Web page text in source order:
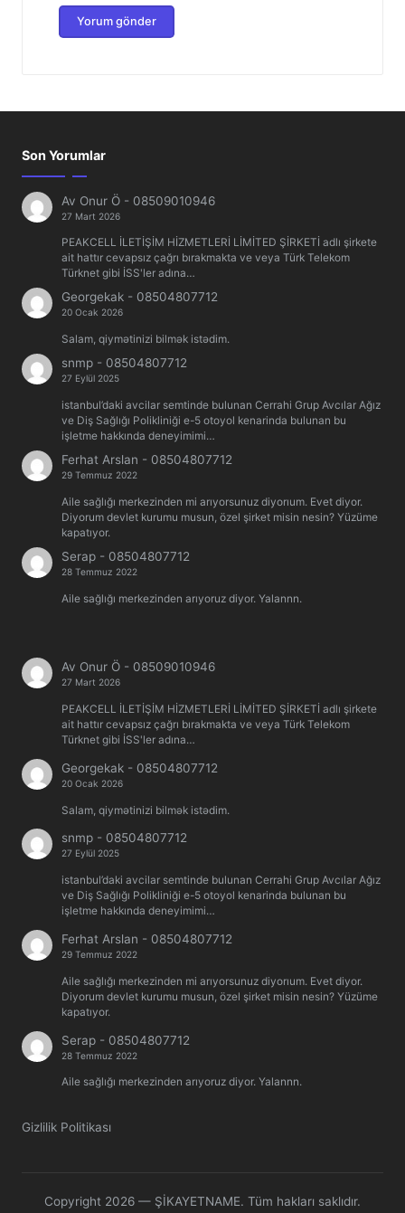
Son Yorumlar
Av Onur Ö - 08509010946
27 Mart 2026
PEAKCELL İLETİŞİM HİZMETLERİ LİMİTED ŞİRKETİ adlı şirkete
ait hattır cevapsız çağrı bırakmakta ve veya Türk Telekom
Türknet gibi İSS'ler adına…
Georgekak - 08504807712
20 Ocak 2026
Salam, qiymətinizi bilmək istədim.
snmp - 08504807712
27 Eylül 2025
istanbul’daki avcilar semtinde bulunan Cerrahi Grup Avcılar Ağız
ve Diş Sağlığı Polikliniği e-5 otoyol kenarinda bulunan bu
işletme hakkında deneyimimi…
Ferhat Arslan - 08504807712
29 Temmuz 2022
Aile sağlığı merkezinden mi arıyorsunuz diyorıum. Evet diyor.
Diyorum devlet kurumu musun, özel şirket misin nesin? Yüzüme
kapatıyor.
Serap - 08504807712
28 Temmuz 2022
Aile sağlığı merkezinden arıyoruz diyor. Yalannn.
Av Onur Ö - 08509010946
27 Mart 2026
PEAKCELL İLETİŞİM HİZMETLERİ LİMİTED ŞİRKETİ adlı şirkete
ait hattır cevapsız çağrı bırakmakta ve veya Türk Telekom
Türknet gibi İSS'ler adına…
Georgekak - 08504807712
20 Ocak 2026
Salam, qiymətinizi bilmək istədim.
snmp - 08504807712
27 Eylül 2025
istanbul’daki avcilar semtinde bulunan Cerrahi Grup Avcılar Ağız
ve Diş Sağlığı Polikliniği e-5 otoyol kenarinda bulunan bu
işletme hakkında deneyimimi…
Ferhat Arslan - 08504807712
29 Temmuz 2022
Aile sağlığı merkezinden mi arıyorsunuz diyorıum. Evet diyor.
Diyorum devlet kurumu musun, özel şirket misin nesin? Yüzüme
kapatıyor.
Serap - 08504807712
28 Temmuz 2022
Aile sağlığı merkezinden arıyoruz diyor. Yalannn.
Gizlilik Politikası
Copyright 2026 — ŞİKAYETNAME. Tüm hakları saklıdır.